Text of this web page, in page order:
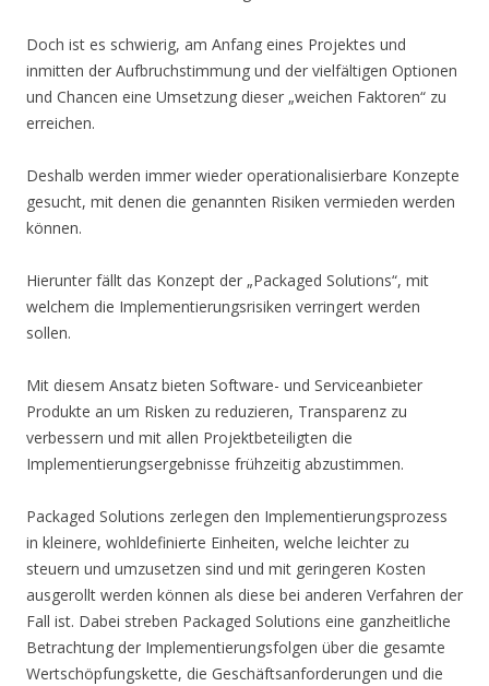
Doch ist es schwierig, am Anfang eines Projektes und
inmitten der Aufbruchstimmung und der vielfältigen Optionen
und Chancen eine Umsetzung dieser „weichen Faktoren“ zu
erreichen.
Deshalb werden immer wieder operationalisierbare Konzepte
gesucht, mit denen die genannten Risiken vermieden werden
können.
Hierunter fällt das Konzept der „Packaged Solutions“, mit
welchem die Implementierungsrisiken verringert werden
sollen.
Mit diesem Ansatz bieten Software- und Serviceanbieter
Produkte an um Risken zu reduzieren, Transparenz zu
verbessern und mit allen Projektbeteiligten die
Implementierungsergebnisse frühzeitig abzustimmen.
Packaged Solutions zerlegen den Implementierungsprozess
in kleinere, wohldefinierte Einheiten, welche leichter zu
steuern und umzusetzen sind und mit geringeren Kosten
ausgerollt werden können als diese bei anderen Verfahren der
Fall ist. Dabei streben Packaged Solutions eine ganzheitliche
Betrachtung der Implementierungsfolgen über die gesamte
Wertschöpfungskette, die Geschäftsanforderungen und die